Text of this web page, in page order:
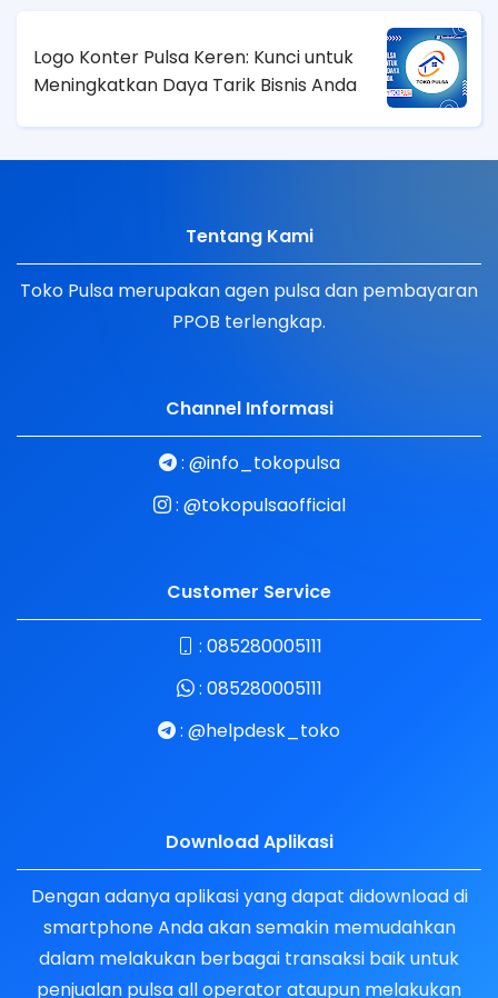
Logo Konter Pulsa Keren: Kunci untuk
Meningkatkan Daya Tarik Bisnis Anda
Tentang Kami
Toko Pulsa merupakan agen pulsa dan pembayaran
PPOB terlengkap.
Channel Informasi
: @info_tokopulsa
: @tokopulsaofficial
Customer Service
: 085280005111
: 085280005111
: @helpdesk_toko
Download Aplikasi
Dengan adanya aplikasi yang dapat didownload di
smartphone Anda akan semakin memudahkan
dalam melakukan berbagai transaksi baik untuk
penjualan pulsa all operator ataupun melakukan